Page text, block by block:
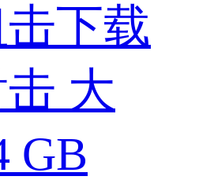
下载
大
GB